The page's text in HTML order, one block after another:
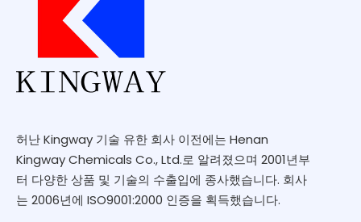
허난 Kingway 기술 유한 회사 이전에는 Henan
Kingway Chemicals Co., Ltd.로 알려졌으며 2001년부
터 다양한 상품 및 기술의 수출입에 종사했습니다. 회사
는 2006년에 ISO9001:2000 인증을 획득했습니다.